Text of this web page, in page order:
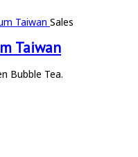
Sales
Taiwan
Bubble Tea.